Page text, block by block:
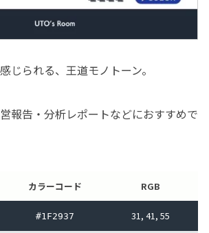
じられる、王道モノトーン。
報告・分析レポートなどにおすすめで
カラーコード RGB
#1F2937 31, 41, 55